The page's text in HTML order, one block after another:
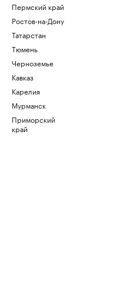
Пермский край
Ростов-на-Дону
Татарстан
Тюмень
Черноземье
Кавказ
Карелия
Мурманск
Приморский
край